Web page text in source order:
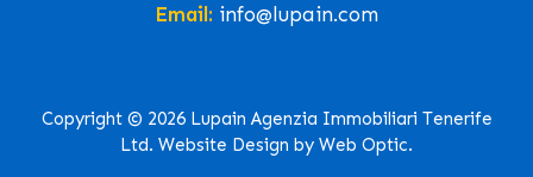
Email: info@lupain.com
Copyright © 2026 Lupain Agenzia Immobiliari Tenerife
Ltd. Website Design by Web Optic.